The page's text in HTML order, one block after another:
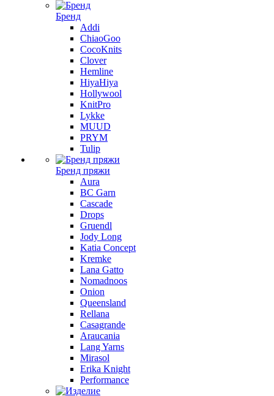
Бренд
Addi
ChiaoGoo
CocoKnits
Clover
Hemline
HiyaHiya
Hollywool
KnitPro
Lykke
MUUD
PRYM
Tulip
Бренд пряжи
Aura
BC Garn
Cascade
Drops
Gruendl
Jody Long
Katia Concept
Kremke
Lana Gatto
Nomadnoos
Onion
Queensland
Rellana
Casagrande
Araucania
Lang Yarns
Mirasol
Erika Knight
Performance